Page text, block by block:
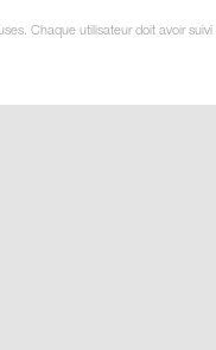
Chaque utilisateur doit avoir